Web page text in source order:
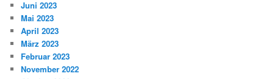
Juni 2023
Mai 2023
April 2023
März 2023
Februar 2023
November 2022